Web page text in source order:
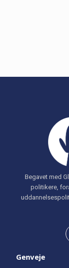
Begavet med
politikere,
Genveje